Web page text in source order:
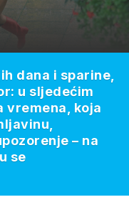
dana i sparine,
u sljedećim
vremena, koja
– na
se